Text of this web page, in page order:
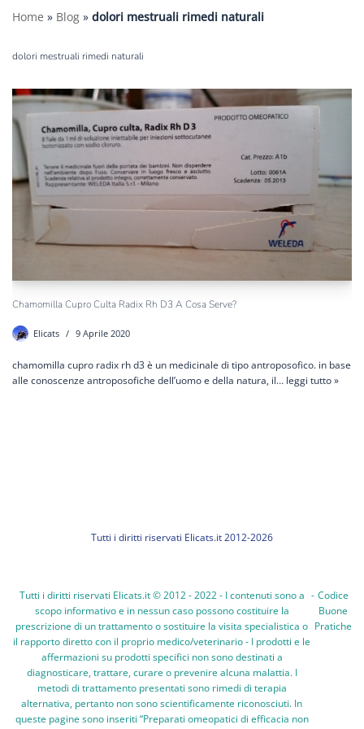
Home » Blog » dolori mestruali rimedi naturali
dolori mestruali rimedi naturali
Chamomilla Cupro Culta Radix Rh D3 A Cosa Serve?
Elicats 9 Aprile 2020
chamomilla cupro radix rh d3 è un medicinale di tipo antroposofico. in base
alle conoscenze antroposofiche dell’uomo e della natura, il… leggi tutto »
Tutti i diritti riservati Elicats.it 2012-2026
Tutti i diritti riservati Elicats.it © 2012 - 2022 - I contenuti sono a
scopo informativo e in nessun caso possono costituire la
prescrizione di un trattamento o sostituire la visita specialistica o
il rapporto diretto con il proprio medico/veterinario - I prodotti e le
affermazioni su prodotti specifici non sono destinati a
diagnosticare, trattare, curare o prevenire alcuna malattia. I
metodi di trattamento presentati sono rimedi di terapia
alternativa, pertanto non sono scientificamente riconosciuti. In
queste pagine sono inseriti “Preparati omeopatici di efficacia non
- Codice
Buone
Pratiche